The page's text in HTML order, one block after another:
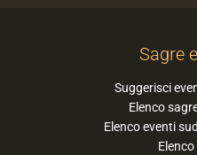
Sagre
Suggerisci
Elenco
Elenco eventi